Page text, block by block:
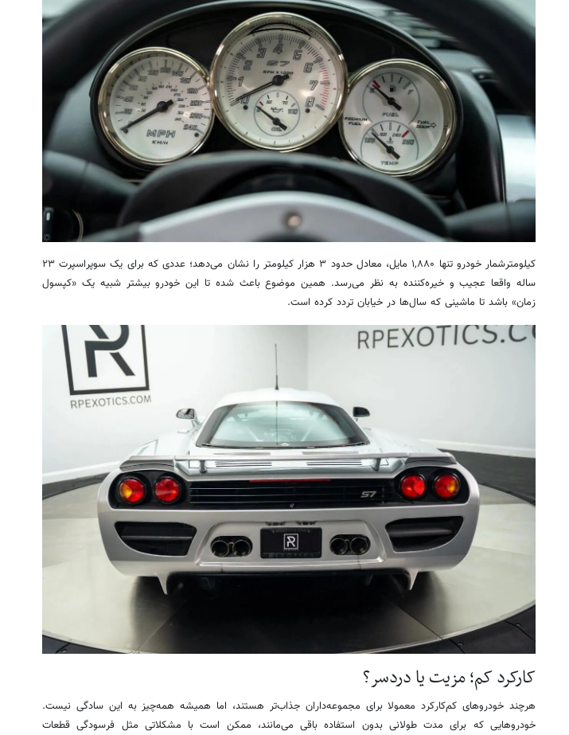
کیلومترشمار خودرو تنها ۱,۸۸۰ مایل، معادل حدود ۳ هزار کیلومتر را نشان می‌دهد؛ عددی که برای یک سوپراسپرت ۲۳
ساله واقعا عجیب و خیره‌کننده به نظر می‌رسد. همین موضوع باعث شده تا این خودرو بیشتر شبیه یک «کپسول
زمان» باشد تا ماشینی که سال‌ها در خیابان تردد کرده است.
کارکرد کم؛ مزیت یا دردسر؟
هرچند خودروهای کم‌کارکرد معمولا برای مجموعه‌داران جذاب‌تر هستند، اما همیشه همه‌چیز به این سادگی نیست.
خودروهایی که برای مدت طولانی بدون استفاده باقی می‌مانند، ممکن است با مشکلاتی مثل فرسودگی قطعات